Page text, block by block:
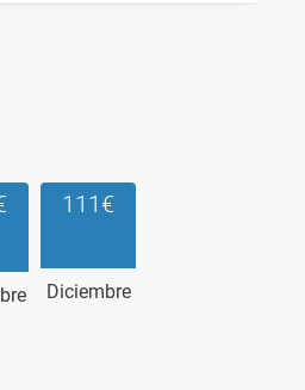
111€
Diciembre